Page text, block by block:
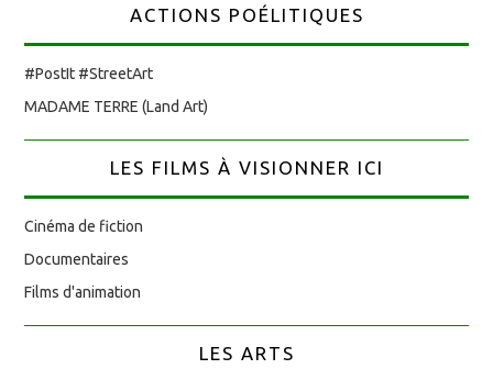
ACTIONS POÉLITIQUES
#PostIt #StreetArt
MADAME TERRE (Land Art)
LES FILMS À VISIONNER ICI
Cinéma de fiction
Documentaires
Films d'animation
LES ARTS